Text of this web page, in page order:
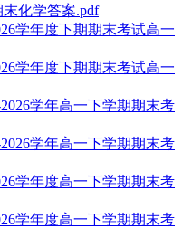
化学答案.pdf
学年度下期期末考试高一
学年度下期期末考试高一
学年高一下学期期末考
学年高一下学期期末考
学年度高一下学期期末考
学年度高一下学期期末考